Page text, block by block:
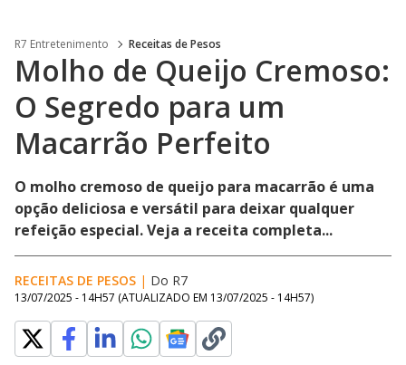
R7 Entretenimento Receitas de Pesos
Molho de Queijo Cremoso:
O Segredo para um
Macarrão Perfeito
O molho cremoso de queijo para macarrão é uma
opção deliciosa e versátil para deixar qualquer
refeição especial. Veja a receita completa...
RECEITAS DE PESOS | Do R7
13/07/2025 - 14H57 (ATUALIZADO EM 13/07/2025 - 14H57)